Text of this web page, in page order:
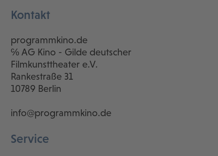
Kontakt
programmkino.de
℅ AG Kino - Gilde deutscher
Filmkunsttheater e.V.
Rankestraße 31
10789 Berlin
info@programmkino.de
Service